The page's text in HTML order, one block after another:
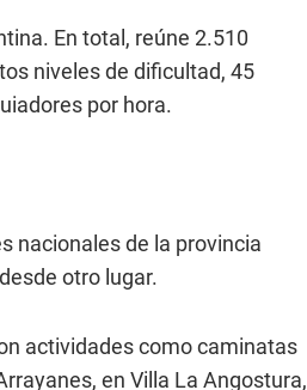
En total, reúne 2.510
niveles de dificultad, 45
por hora.
nacionales de la provincia
otro lugar.
actividades como caminatas
en Villa La Angostura,